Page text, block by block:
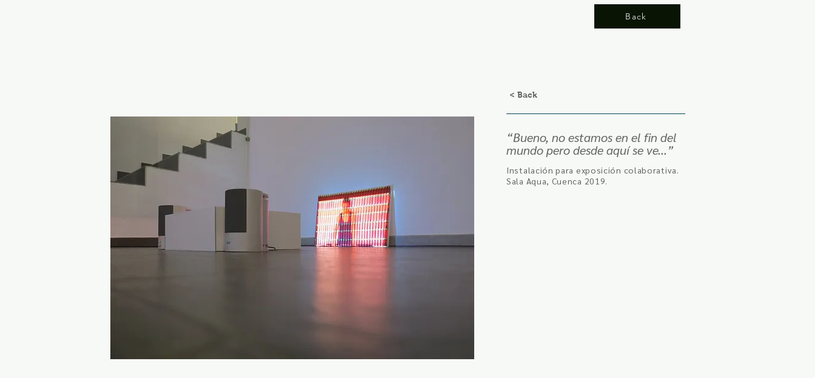
Back
< Back
“Bueno, no estamos en el fin del
mundo pero desde aquí se ve...”
Instalación para exposición colaborativa.
Sala Aqua, Cuenca 2019.